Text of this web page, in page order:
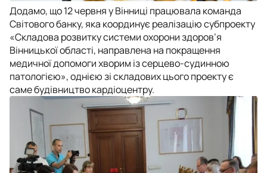
Додамо, що ​12 червня у Вінниці працювала команда
Світового банку, яка координує реалізацію субпроекту
«Складова розвитку системи охорони здоров’я
Вінницької області, направлена на покращення
медичної допомоги хворим із серцево-судинною
патологією», однією зі складових цього проекту є
саме будівництво кардіоцентру.